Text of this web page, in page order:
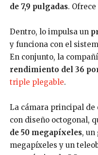
de 7,9 pulgadas.
Dentro, lo impulsa un
y funciona con el
En conjunto, la
rendimiento del 36
triple plegable.
La cámara principal de
con diseño octogonal,
de 50 megapíxeles, un
megapíxeles y un